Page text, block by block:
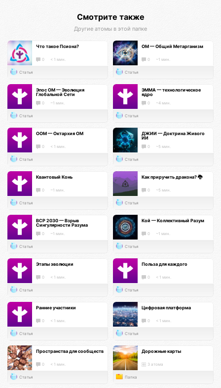
Смотрите также
Другие атомы в этой папке
Что такое Псиона?
0 < 1 мин.
Статья
ОМ — Общий Метарганизм
0 ~1 мин.
Статья
Эпос ОМ — Эволюция
Глобальной Сети
0 ~1 мин.
Статья
ЭММА — технологическое
ядро
0 ~4 мин.
Статья
ООМ — Октархия ОМ
0 < 1 мин.
Статья
ДЖИИ — Доктрина Живого
ИИ
0 ~5 мин.
Статья
Квантовый Конь
0 ~1 мин.
Статья
Как приручить дракона? 🐉
0 ~5 мин.
Статья
ВСР 2030 — Взрыв
Сингулярности Разума
0 ~1 мин.
Статья
Кой — Коллективный Разум
0 ~1 мин.
Статья
Этапы эволюции
0 < 1 мин.
Статья
Польза для каждого
0 < 1 мин.
Статья
Ранние участники
0 < 1 мин.
Статья
Цифровая платформа
0 < 1 мин.
Статья
Пространства для сообществ
0 < 1 мин.
Статья
Дорожные карты
3 атома
Папка